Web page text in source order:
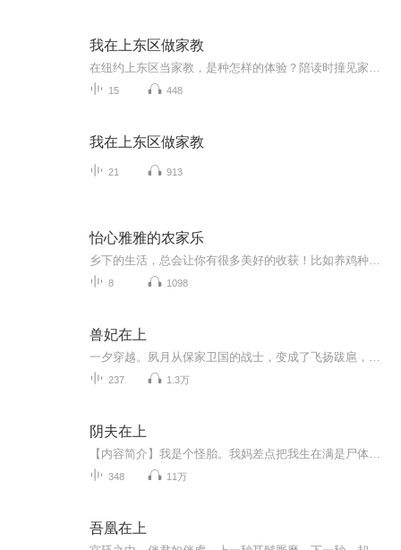
我在上东区做家教
15 448
我在上东区做家教
21 913
怡心雅雅的农家乐
8 1098
兽妃在上
237 1.3万
阴夫在上
348 11万
吾凰在上